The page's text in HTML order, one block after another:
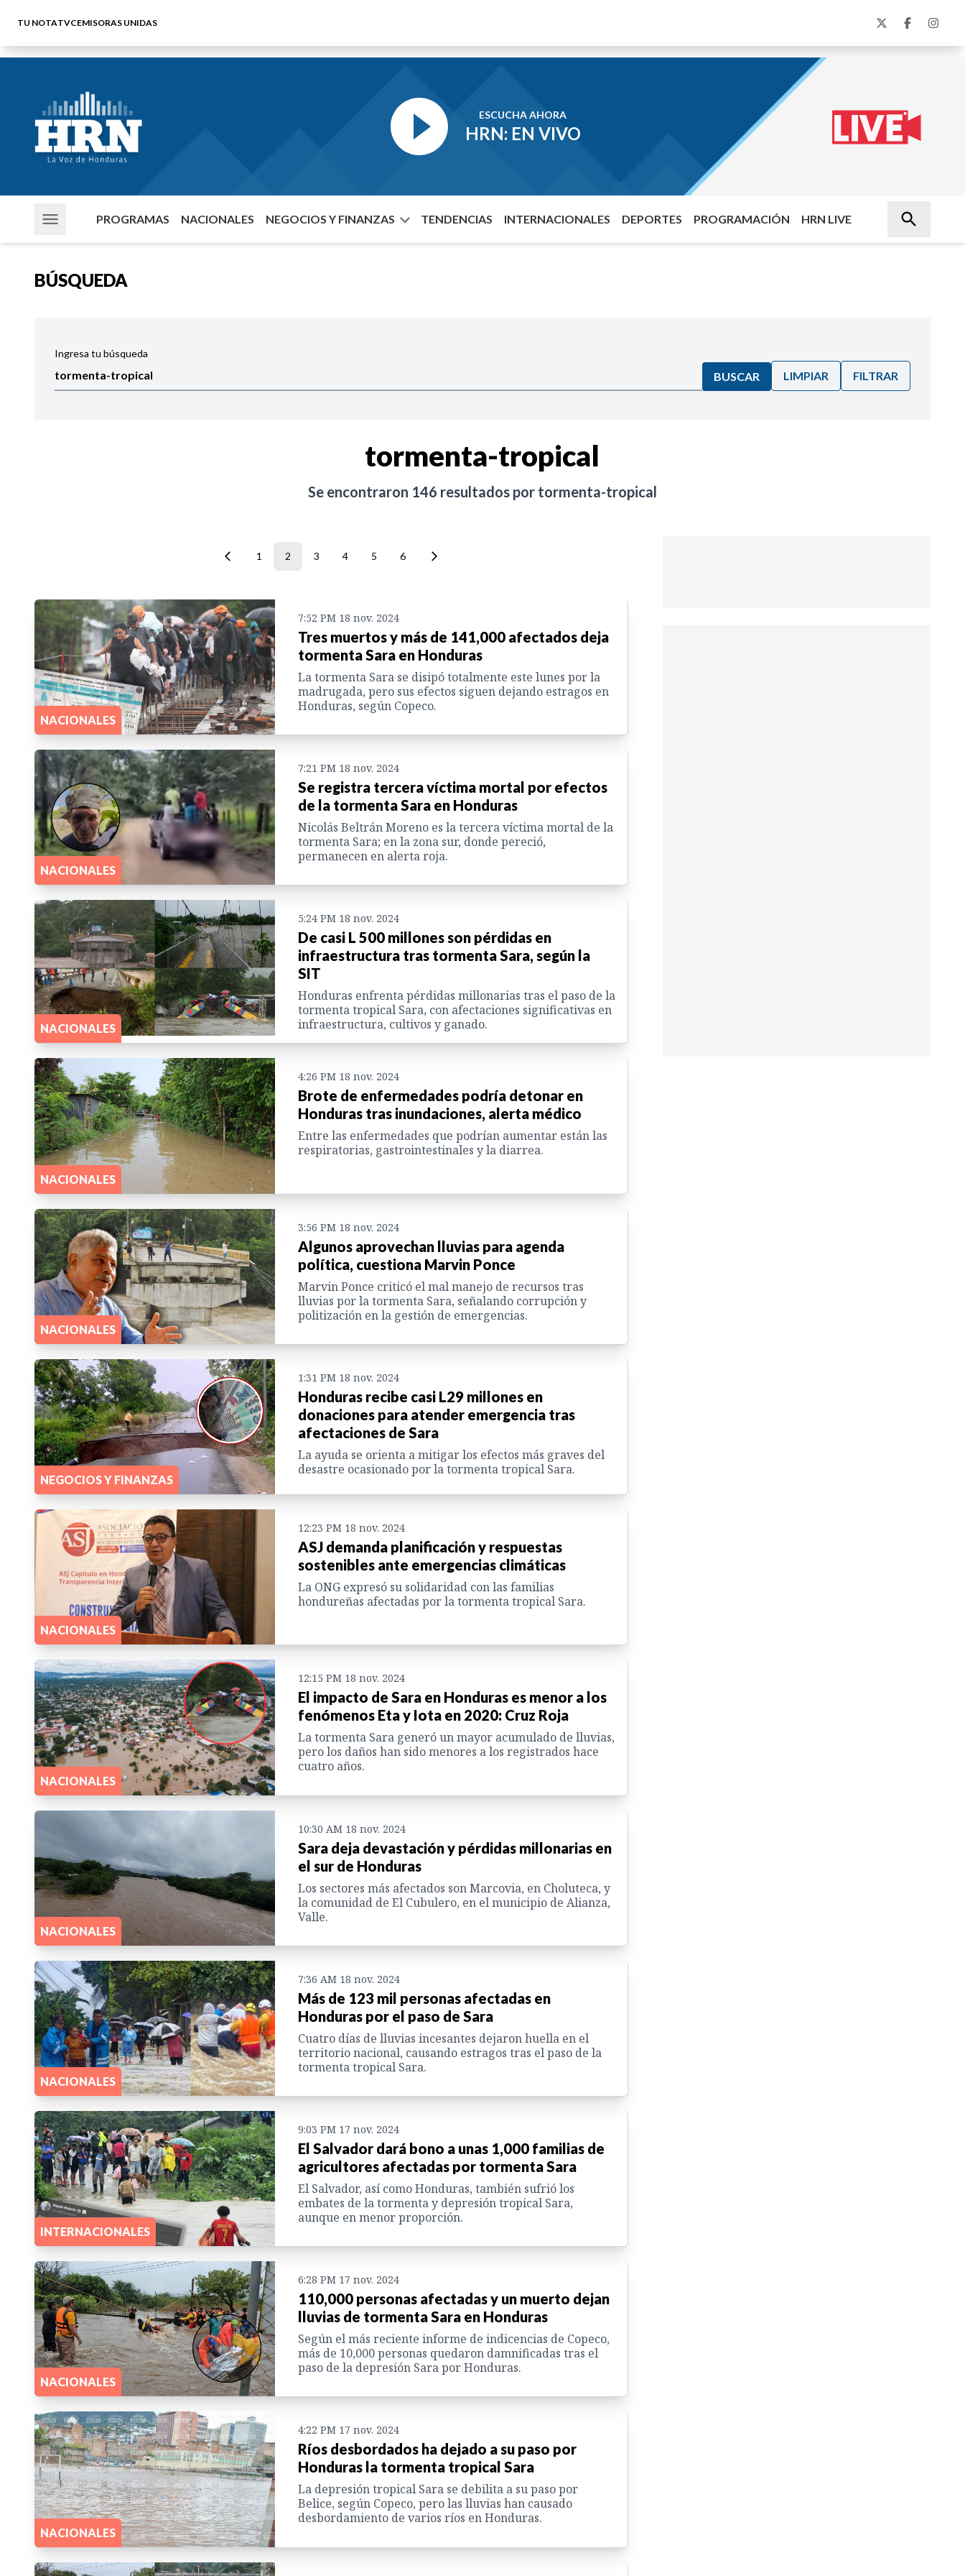
TU NOTATVCEMISORAS UNIDAS
ESCUCHA AHORA
HRN: EN VIVO
PROGRAMAS NACIONALES NEGOCIOS Y FINANZAS TENDENCIAS INTERNACIONALES DEPORTES PROGRAMACIÓN HRN LIVE
BÚSQUEDA
Ingresa tu búsqueda
BUSCAR LIMPIAR FILTRAR
tormenta-tropical
Se encontraron 146 resultados por tormenta-tropical
1 2 3 4 5 6
NACIONALES
7:52 PM 18 nov. 2024
Tres muertos y más de 141,000 afectados deja
tormenta Sara en Honduras
La tormenta Sara se disipó totalmente este lunes por la
madrugada, pero sus efectos siguen dejando estragos en
Honduras, según Copeco.
NACIONALES
7:21 PM 18 nov. 2024
Se registra tercera víctima mortal por efectos
de la tormenta Sara en Honduras
Nicolás Beltrán Moreno es la tercera víctima mortal de la
tormenta Sara; en la zona sur, donde pereció,
permanecen en alerta roja.
NACIONALES
5:24 PM 18 nov. 2024
De casi L 500 millones son pérdidas en
infraestructura tras tormenta Sara, según la
SIT
Honduras enfrenta pérdidas millonarias tras el paso de la
tormenta tropical Sara, con afectaciones significativas en
infraestructura, cultivos y ganado.
NACIONALES
4:26 PM 18 nov. 2024
Brote de enfermedades podría detonar en
Honduras tras inundaciones, alerta médico
Entre las enfermedades que podrían aumentar están las
respiratorias, gastrointestinales y la diarrea.
NACIONALES
3:56 PM 18 nov. 2024
Algunos aprovechan lluvias para agenda
política, cuestiona Marvin Ponce
Marvin Ponce criticó el mal manejo de recursos tras
lluvias por la tormenta Sara, señalando corrupción y
politización en la gestión de emergencias.
NEGOCIOS Y FINANZAS
1:31 PM 18 nov. 2024
Honduras recibe casi L29 millones en
donaciones para atender emergencia tras
afectaciones de Sara
La ayuda se orienta a mitigar los efectos más graves del
desastre ocasionado por la tormenta tropical Sara.
NACIONALES
12:23 PM 18 nov. 2024
ASJ demanda planificación y respuestas
sostenibles ante emergencias climáticas
La ONG expresó su solidaridad con las familias
hondureñas afectadas por la tormenta tropical Sara.
NACIONALES
12:15 PM 18 nov. 2024
El impacto de Sara en Honduras es menor a los
fenómenos Eta y Iota en 2020: Cruz Roja
La tormenta Sara generó un mayor acumulado de lluvias,
pero los daños han sido menores a los registrados hace
cuatro años.
NACIONALES
10:30 AM 18 nov. 2024
Sara deja devastación y pérdidas millonarias en
el sur de Honduras
Los sectores más afectados son Marcovia, en Choluteca, y
la comunidad de El Cubulero, en el municipio de Alianza,
Valle.
NACIONALES
7:36 AM 18 nov. 2024
Más de 123 mil personas afectadas en
Honduras por el paso de Sara
Cuatro días de lluvias incesantes dejaron huella en el
territorio nacional, causando estragos tras el paso de la
tormenta tropical Sara.
INTERNACIONALES
9:03 PM 17 nov. 2024
El Salvador dará bono a unas 1,000 familias de
agricultores afectadas por tormenta Sara
El Salvador, así como Honduras, también sufrió los
embates de la tormenta y depresión tropical Sara,
aunque en menor proporción.
NACIONALES
6:28 PM 17 nov. 2024
110,000 personas afectadas y un muerto dejan
lluvias de tormenta Sara en Honduras
Según el más reciente informe de indicencias de Copeco,
más de 10,000 personas quedaron damnificadas tras el
paso de la depresión Sara por Honduras.
NACIONALES
4:22 PM 17 nov. 2024
Ríos desbordados ha dejado a su paso por
Honduras la tormenta tropical Sara
La depresión tropical Sara se debilita a su paso por
Belice, según Copeco, pero las lluvias han causado
desbordamiento de varios ríos en Honduras.